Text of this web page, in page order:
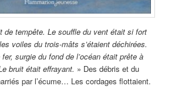
de tempête. Le souffle du vent était si fort
voiles du trois-mâts s’étaient déchirées.
surgie du fond de l’océan était prête à
bruit était effrayant. » Des débris et du
par l’écume… Les cordages flottaient.